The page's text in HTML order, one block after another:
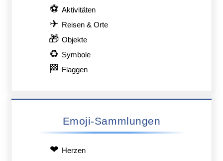
⚽ Aktivitäten
✈ Reisen & Orte
🎁 Objekte
♻ Symbole
🏁 Flaggen
Emoji-Sammlungen
❤ Herzen